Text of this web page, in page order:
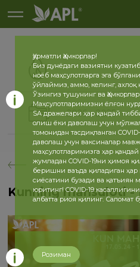
2026 2025
Kunning mahsuloti -
Ҳурматли Ҳамкорлар!
Биз дунёдаги вазиятни
ноёб маҳсулотларга эга
ўйлаймиз, аммо, келинг,
Ўзингиз тушунинг ва
Маҳсулотларимизни ёлғон
SA дражелари ҳар қандай
олиш ёки даволаш учун
томонидан тасдиқланган
даволаш учун ваксиналар
маҳсулотларимизга ҳар
жумладан COVID-19ни ҳимоя
беришни ваъда қиладиган ҳар
сиёсатини бузади ва қатъиян
юритинг! COVID-19
албатта риоя қилинг. Саломат
Розиман